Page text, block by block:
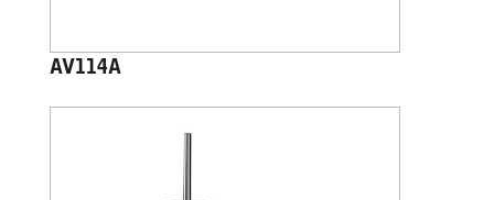
AV114A